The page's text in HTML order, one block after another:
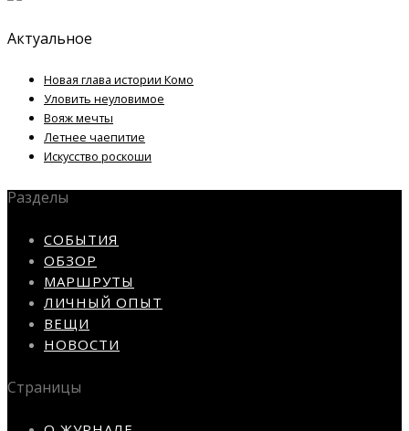
Актуальное
Новая глава истории Комо
Уловить неуловимое
Вояж мечты
Летнее чаепитие
Искусство роскоши
Разделы
СОБЫТИЯ
ОБЗОР
МАРШРУТЫ
ЛИЧНЫЙ ОПЫТ
ВЕЩИ
НОВОСТИ
Страницы